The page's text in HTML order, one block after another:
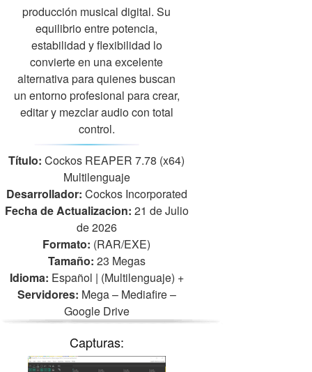
producción musical digital. Su
equilibrio entre potencia,
estabilidad y flexibilidad lo
convierte en una excelente
alternativa para quienes buscan
un entorno profesional para crear,
editar y mezclar audio con total
control.
Título: Cockos REAPER 7.78 (x64)
Multilenguaje
Desarrollador: Cockos Incorporated
Fecha de Actualizacion: 21 de Julio
de 2026
Formato: (RAR/EXE)
Tamaño: 23 Megas
Idioma: Español | (Multilenguaje) +
Servidores: Mega – Mediafire –
Google Drive
Capturas: